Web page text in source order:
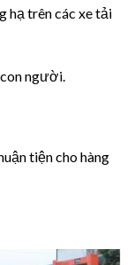
hạ trên các xe tải
người.
tiện cho hàng